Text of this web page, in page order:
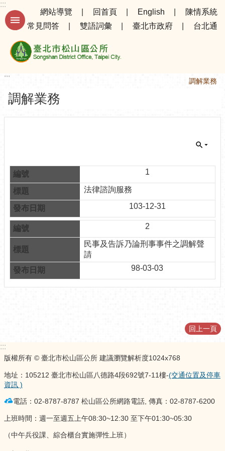
跳到主要內容區塊
進
搜
告
務
專
區
機
關
介
紹
認
識
松
鄰
里
訊
府
:::
網站導覽
回首頁 English
陳情系統
常見問答
雙語詞彙 臺北市政府 台北通
:::
:::
調解業務
調解業務
1
法律諮詢服務
103-12-31
2
民事及告訴乃論刑事事件之調解聲
請
98-03-03
回上一頁
:::
版權所有 © 臺北市松山區公所 建議瀏覽解析度1024x768
地址：105212 臺北市松山區八德路4段692號7-11樓-(交通位置及停車
資訊 )
電話：02-8787-8787 松山區公所網路電話, 傳真：02-8787-6200
上班時間：週一至週五上午08:30~12:30 至下午01:30~05:30
（中午兵役課、綜合櫃台實施彈性上班）